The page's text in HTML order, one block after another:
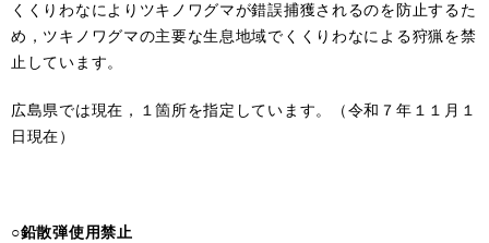
くくりわなによりツキノワグマが錯誤捕獲されるのを防止するた
め，ツキノワグマの主要な生息地域でくくりわなによる狩猟を禁
止しています。
広島県では現在，１箇所を指定しています。（令和７年１１月１
日現在）
○鉛散弾使用禁止